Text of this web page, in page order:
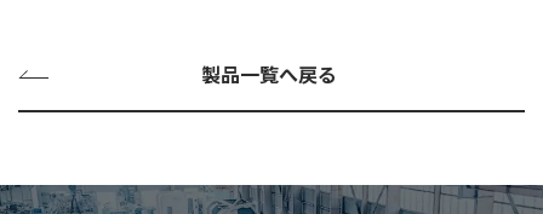
製品一覧へ戻る